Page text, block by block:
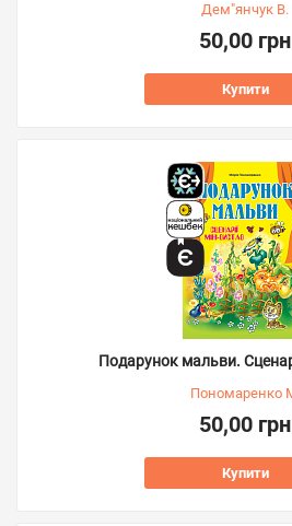
Дем"янчук В.
50,00 грн
Купити
Подарунок мальви.
Пономаренко
50,00 грн
Купити